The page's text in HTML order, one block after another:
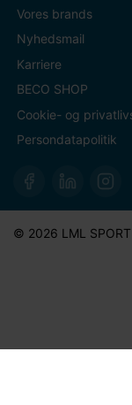
Vores brands
Nyhedsmail
Karriere
BECO SHOP
Cookie- og
Persondatapolitik
© 2026 LML